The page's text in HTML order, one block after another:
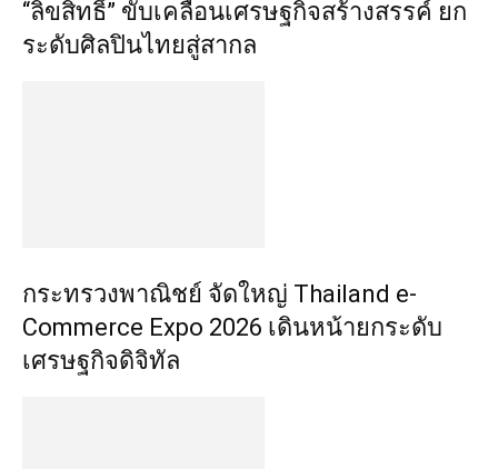
“ลิขสิทธิ์” ขับเคลื่อนเศรษฐกิจสร้างสรรค์ ยก
ระดับศิลปินไทยสู่สากล
กระทรวงพาณิชย์ จัดใหญ่ Thailand e-
Commerce Expo 2026 เดินหน้ายกระดับ
เศรษฐกิจดิจิทัล